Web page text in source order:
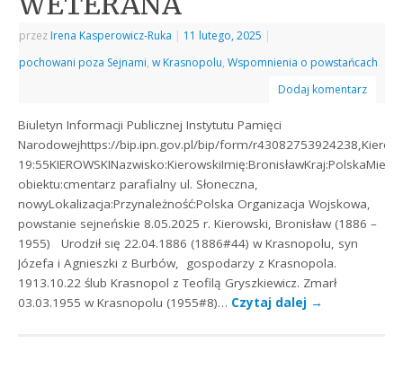
przez Irena Kasperowicz-Ruka | 11 lutego, 2025 |
pochowani poza Sejnami,w Krasnopolu,Wspomnienia o powstańcach
Dodaj komentarz
Biuletyn Informacji Publicznej Instytutu Pamięci
Narodowejhttps://bip.ipn.gov.pl/bip/form/
obiektu:cmentarz parafialny ul. Słoneczna,
nowyLokalizacja:Przynależność:Polska Organizacja Wojskowa,
powstanie sejneńskie 8.05.2025 r. Kierowski, Bronisław (1886 –
1955) Urodził się 22.04.1886 (1886#44) w Krasnopolu, syn
Józefa i Agnieszki z Burbów, gospodarzy z Krasnopola.
1913.10.22 ślub Krasnopol z Teofilą Gryszkiewicz. Zmarł
03.03.1955 w Krasnopolu (1955#8)… Czytaj dalej →